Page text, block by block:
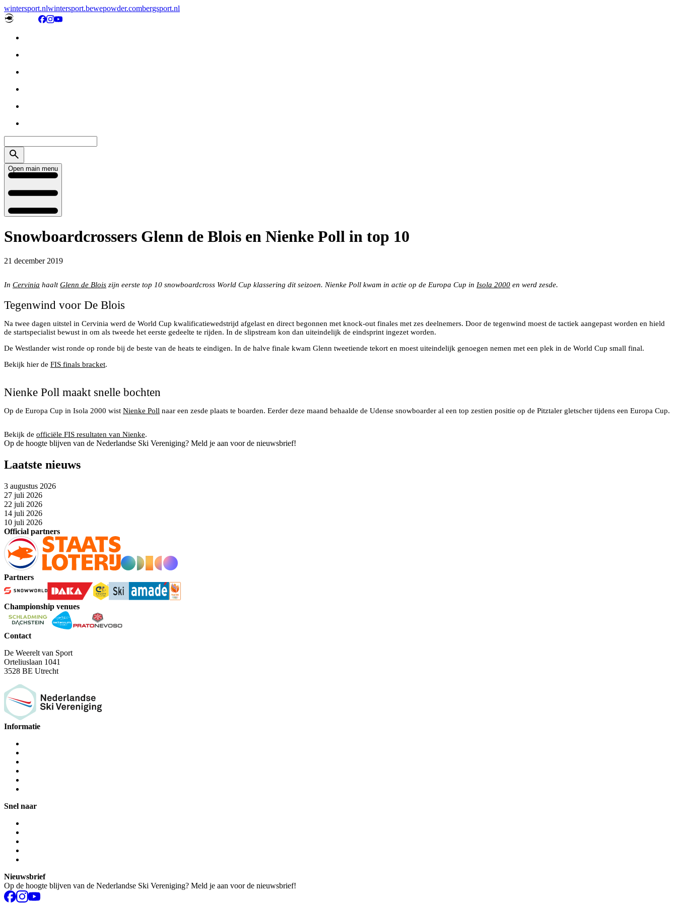
wintersport.nlwintersport.bewepowder.combergsport.nl
Open main menu
Snowboardcrossers Glenn de Blois en Nienke Poll in top 10
21 december 2019
In Cervinia haaltGlenn de Blois zijn eerste top 10 snowboardcross World Cup klassering dit seizoen. Nienke Poll kwam in actie op de Europa Cup in Isola 2000 en werd zesde.
Tegenwind voor De Blois
Na twee dagen uitstel in Cervinia werd de World Cup kwalificatiewedstrijd afgelast en direct begonnen met knock-out finales met zes deelnemers. Door de tegenwind moest de tactiek aangepast worden en hield
de startspecialist bewust in om als tweede het eerste gedeelte te rijden. In de slipstream kon dan uiteindelijk de eindsprint ingezet worden.
De Westlander wist ronde op ronde bij de beste van de heats te eindigen. In de halve finale kwam Glenn tweetiende tekort en moest uiteindelijk genoegen nemen met een plek in de World Cup small final.
Bekijk hier de FIS finals bracket.
Nienke Poll maakt snelle bochten
Op de Europa Cup in Isola 2000 wist Nienke Poll naar een zesde plaats te boarden. Eerder deze maand behaalde de Udense snowboarder al een top zestien positie op de Pitztaler gletscher tijdens een Europa Cup.
Bekijk de officiële FIS resultaten van Nienke.
Op de hoogte blijven van de Nederlandse Ski Vereniging? Meld je aan voor de nieuwsbrief!
Laatste nieuws
3 augustus 2026
27 juli 2026
22 juli 2026
14 juli 2026
10 juli 2026
Official partners
Partners
Championship venues
Contact
De Weerelt van Sport
Orteliuslaan 1041
3528 BE Utrecht
Informatie
Snel naar
Nieuwsbrief
Op de hoogte blijven van de Nederlandse Ski Vereniging? Meld je aan voor de nieuwsbrief!